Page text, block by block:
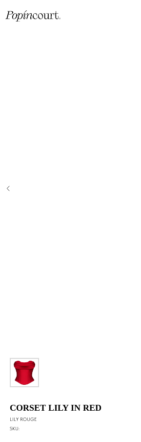
CORSET LILY IN RED
LILY ROUGE
SKU: